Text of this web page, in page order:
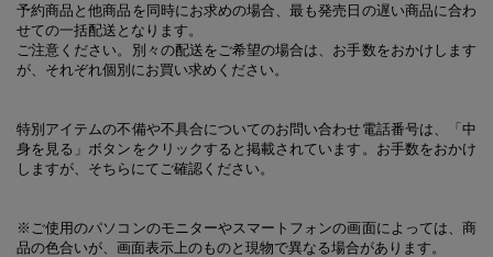
予約商品と他商品を同時にお求めの場合、最も発売日の遅い商品に合わ
せての一括配送となります。
ご注意ください。別々の配送をご希望の場合は、お手数をおかけします
が、それぞれ個別にお買い求めください。
特別アイテムの不備や不具合についてのお問い合わせ電話番号は、「中
身を見る」ボタンをクリックすると掲載されています。お手数をおかけ
しますが、そちらにてご確認ください。
※ご使用のパソコンのモニターやスマートフォンの画面によっては、商
品の色合いが、画面表示上のものと現物で異なる場合があります。